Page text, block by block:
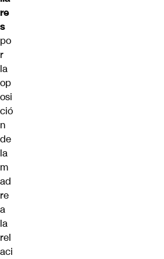
re
s
po
r
la
op
osi
ció
n
de
la
m
ad
re
a
la
rel
aci